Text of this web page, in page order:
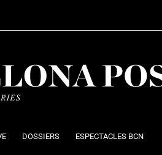
DOSSIERS ESPECTACLES BCN